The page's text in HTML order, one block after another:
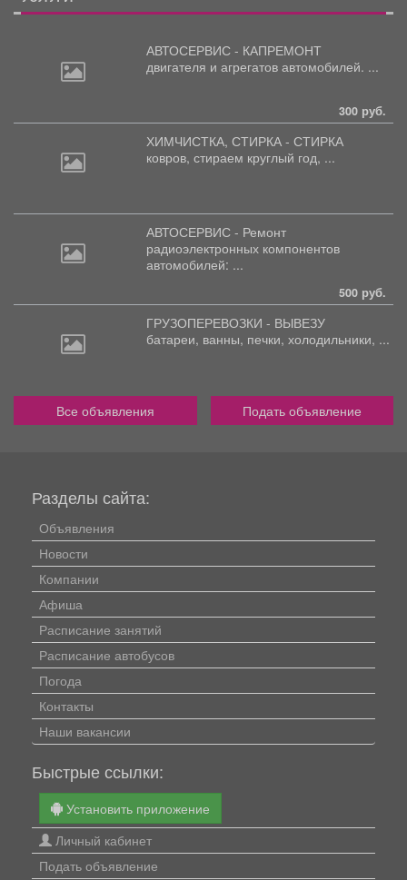
АВТОСЕРВИС - КАПРЕМОНТ
двигателя и агрегатов автомобилей. ...
300 руб.
ХИМЧИСТКА, СТИРКА - СТИРКА
ковров, стираем круглый год, ...
АВТОСЕРВИС - Ремонт
радиоэлектронных компонентов
автомобилей: ...
500 руб.
ГРУЗОПЕРЕВОЗКИ - ВЫВЕЗУ
батареи, ванны, печки, холодильники, ...
Все объявления Подать объявление
Разделы сайта:
Объявления
Новости
Компании
Афиша
Расписание занятий
Расписание автобусов
Погода
Контакты
Наши вакансии
Быстрые ссылки:
Установить приложение
Личный кабинет
Подать объявление